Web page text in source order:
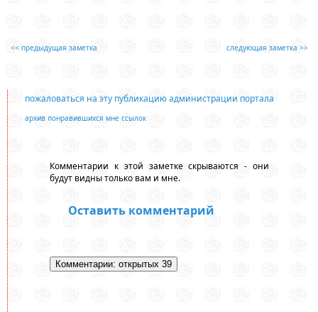
<< предыдущая заметка следующая заметка >>
пожаловаться на эту публикацию администрации портала
архив понравившихся мне ссылок
Комментарии к этой заметке скрываются - они
будут видны только вам и мне.
Оставить комментарий